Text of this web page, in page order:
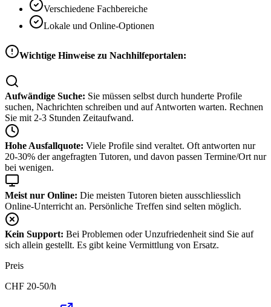
Verschiedene Fachbereiche
Lokale und Online-Optionen
Wichtige Hinweise zu Nachhilfeportalen:
Aufwändige Suche: Sie müssen selbst durch hunderte Profile
suchen, Nachrichten schreiben und auf Antworten warten. Rechnen
Sie mit 2-3 Stunden Zeitaufwand.
Hohe Ausfallquote: Viele Profile sind veraltet. Oft antworten nur
20-30% der angefragten Tutoren, und davon passen Termine/Ort nur
bei wenigen.
Meist nur Online: Die meisten Tutoren bieten ausschliesslich
Online-Unterricht an. Persönliche Treffen sind selten möglich.
Kein Support: Bei Problemen oder Unzufriedenheit sind Sie auf
sich allein gestellt. Es gibt keine Vermittlung von Ersatz.
Preis
CHF 20-50/h